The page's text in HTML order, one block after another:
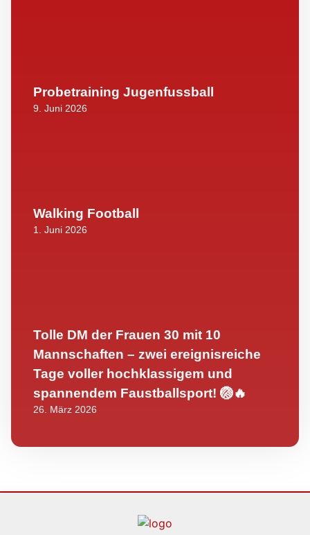
Probetraining Jugenfussball
9. Juni 2026
Walking Football
1. Juni 2026
Tolle DM der Frauen 30 mit 10
Mannschaften – zwei ereignisreiche
Tage voller hochklassigem und
spannendem Faustballsport! 🏐🔥
26. März 2026